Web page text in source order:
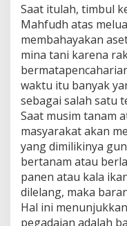
Saat itulah, timbul
Mahfudh atas
membahayakan
mina tani karena
waktu itu banyak
sebagai salah satu
Saat musim tanam
masyarakat akan
yang dimilikinya
bertanam atau
panen atau kala
dilelang, maka
Hal ini
pegadaian adalah